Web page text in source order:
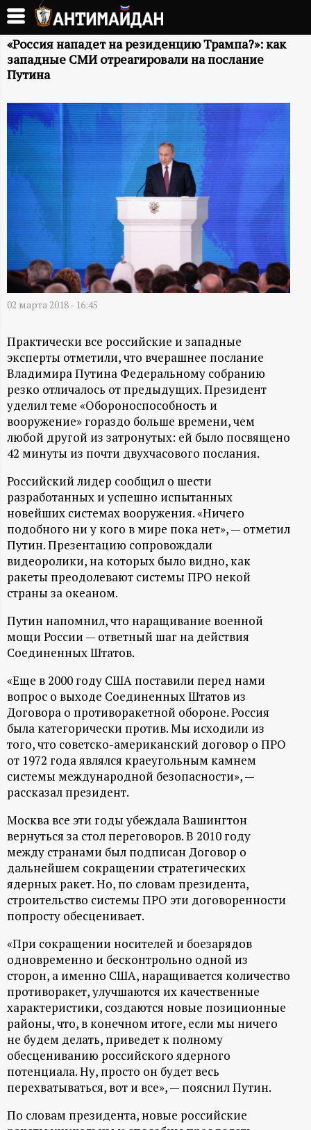
Перейти
основному
содержанию
А
Н
Т
И
М
Й
Д
А
Н
-
и
н
ф
о
р
м
а
ц
и
о
н
н
ы
й
п
о
р
т
а
л
«Россия нападет на резиденцию Трампа?»: как
западные СМИ отреагировали на послание
Путина
02 марта 2018 - 16:45
Практически все российские и западные
эксперты отметили, что вчерашнее послание
Владимира Путина Федеральному собранию
резко отличалось от предыдущих. Президент
уделил теме «Обороноспособность и
вооружение» гораздо больше времени, чем
любой другой из затронутых: ей было посвящено
42 минуты из почти двухчасового послания.
Российский лидер сообщил о шести
разработанных и успешно испытанных
новейших системах вооружения. «Ничего
подобного ни у кого в мире пока нет», — отметил
Путин. Презентацию сопровождали
видеоролики, на которых было видно, как
ракеты преодолевают системы ПРО некой
страны за океаном.
Путин напомнил, что наращивание военной
мощи России — ответный шаг на действия
Соединенных Штатов.
«Еще в 2000 году США поставили перед нами
вопрос о выходе Соединенных Штатов из
Договора о противоракетной обороне. Россия
была категорически против. Мы исходили из
того, что советско-американский договор о ПРО
от 1972 года являлся краеугольным камнем
системы международной безопасности», —
рассказал президент.
Москва все эти годы убеждала Вашингтон
вернуться за стол переговоров. В 2010 году
между странами был подписан Договор о
дальнейшем сокращении стратегических
ядерных ракет. Но, по словам президента,
строительство системы ПРО эти договоренности
попросту обесценивает.
«При сокращении носителей и боезарядов
одновременно и бесконтрольно одной из
сторон, а именно США, наращивается количество
противоракет, улучшаются их качественные
характеристики, создаются новые позиционные
районы, что, в конечном итоге, если мы ничего
не будем делать, приведет к полному
обесцениванию российского ядерного
потенциала. Ну, просто он будет весь
перехватываться, вот и все», — пояснил Путин.
По словам президента, новые российские